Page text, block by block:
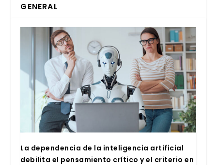
GENERAL
La depen­den­cia de la inte­li­gen­cia arti­fi­cial
debi­li­ta el pen­sa­mien­to crí­ti­co y el cri­te­rio en